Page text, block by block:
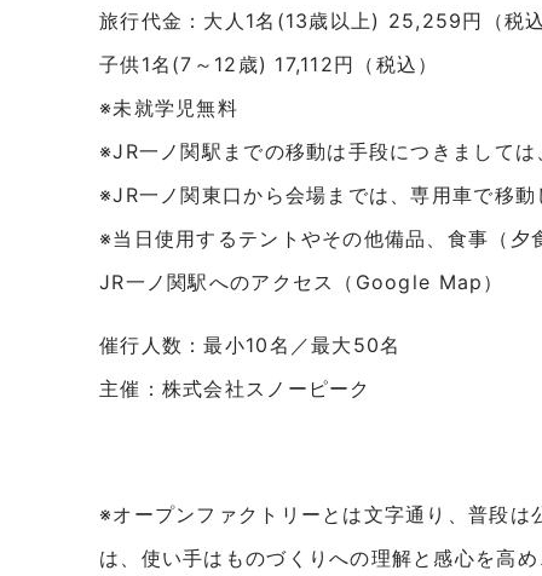
旅行代金：大人1名(13歳以上) 25,259円（税
子供1名(7～12歳) 17,112円（税込）
※未就学児無料
※JR一ノ関駅までの移動は手段につきまして
※JR一ノ関東口から会場までは、専用車で移動
※当日使用するテントやその他備品、食事（
JR一ノ関駅へのアクセス（Google Map）
催行人数：最小10名／最大50名
主催：株式会社スノーピーク
※オープンファクトリーとは文字通り、普段
は、使い手はものづくりへの理解と感心を高